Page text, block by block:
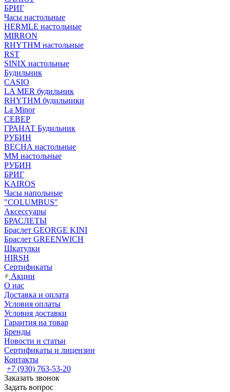
БРИГ
Часы настольные
HERMLE настольные
MIRRON
RHYTHM настольные
RST
SINIX настольные
Будильник
CASIO
LA MER будильник
RHYTHM будильники
La Minor
СЕВЕР
ГРАНАТ Будильник
РУБИН
ВЕСНА настольные
ММ настольные
РУБИН
БРИГ
KAIROS
Часы напольные
"COLUMBUS"
Аксессуары
БРАСЛЕТЫ
Браслет GEORGE KINI
Браслет GREENWICH
Шкатулки
HIRSH
Сертификаты
Акции
О нас
Доставка и оплата
Условия оплаты
Условия доставки
Гарантия на товар
Бренды
Новости и статьи
Сертификаты и лицензии
Контакты
+7 (930) 763-53-20
Заказать звонок
Задать вопрос